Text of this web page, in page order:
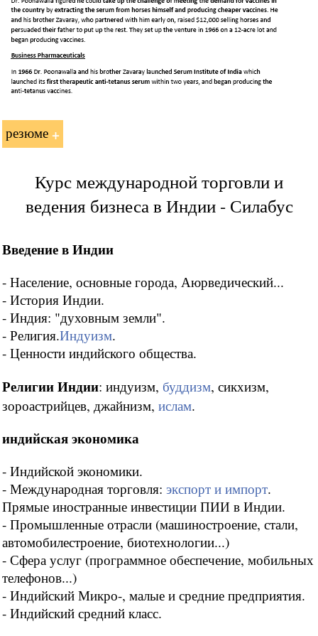
резюме
Курс международной торговли и
ведения бизнеса в Индии - Силабус
Введение в Индии
- Население, основные города, Аюрведический...
- История Индии.
- Индия: "духовным земли".
- Религия.Индуизм.
- Ценности индийского общества.
Религии Индии: индуизм, буддизм, сикхизм,
зороастрийцев, джайнизм, ислам.
индийская экономика
- Индийской экономики.
- Международная торговля: экспорт и импорт.
Прямые иностранные инвестиции ПИИ в Индии.
- Промышленные отрасли (машиностроение, стали,
автомобилестроение, биотехнологии...)
- Сфера услуг (программное обеспечение, мобильных
телефонов...)
- Индийский Микро-, малые и средние предприятия.
- Индийский средний класс.